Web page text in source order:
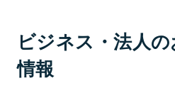
ビジネス・法人
情報